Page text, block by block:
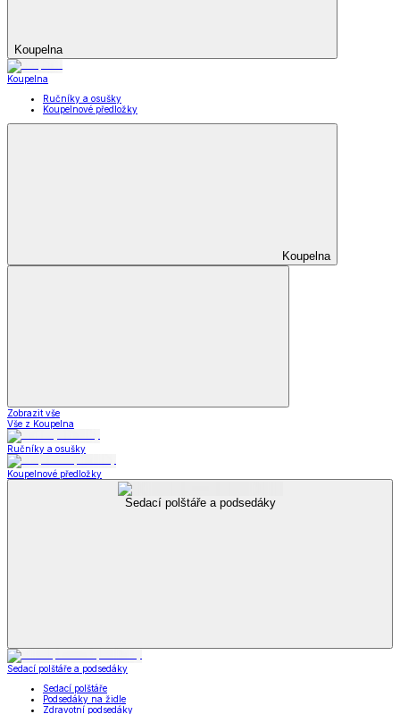
Koupelna
Koupelna
Ručníky a osušky
Koupelnové předložky
Koupelna
Zobrazit vše
Vše z Koupelna
Ručníky a osušky
Koupelnové předložky
Sedací polštáře a podsedáky
Sedací polštáře a podsedáky
Sedací polštáře
Podsedáky na židle
Zdravotní podsedáky